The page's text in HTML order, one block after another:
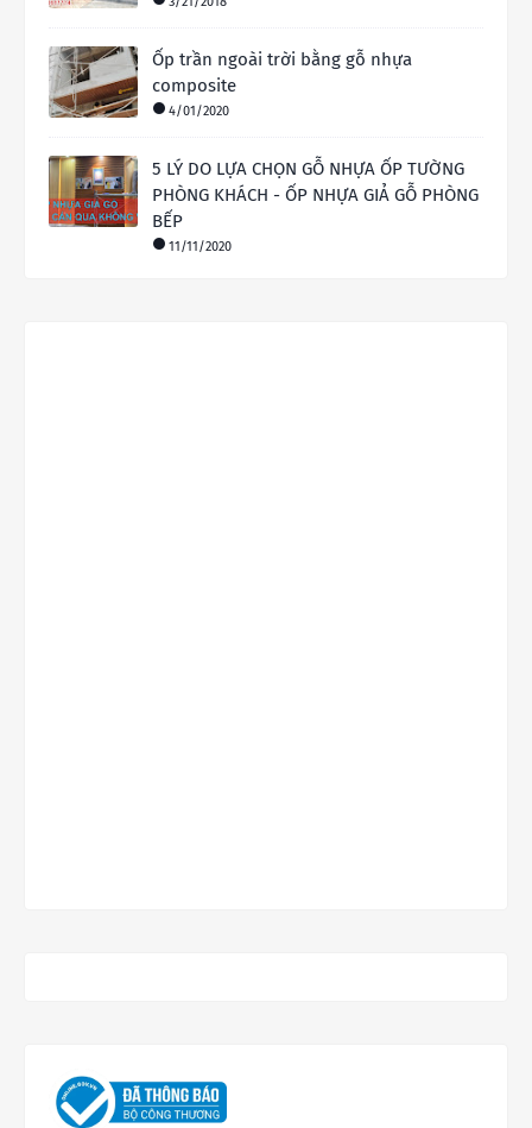
Ốp trần ngoài trời bằng gỗ nhựa
composite
4/01/2020
5 LÝ DO LỰA CHỌN GỖ NHỰA ỐP TƯỜNG
PHÒNG KHÁCH - ỐP NHỰA GIẢ GỖ PHÒNG
BẾP
11/11/2020